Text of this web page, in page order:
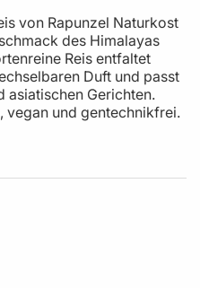
von Rapunzel Naturkost
des Himalayas
Reis entfaltet
Duft und passt
asiatischen Gerichten.
vegan und gentechnikfrei.